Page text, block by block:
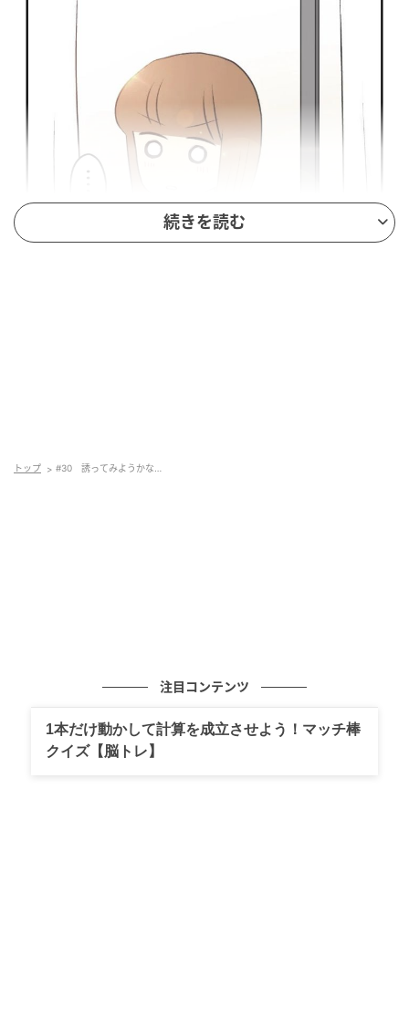
続きを読む
トップ #30 誘ってみようかな…
注目コンテンツ
1本だけ動かして計算を成立させよう！マッチ棒
クイズ【脳トレ】